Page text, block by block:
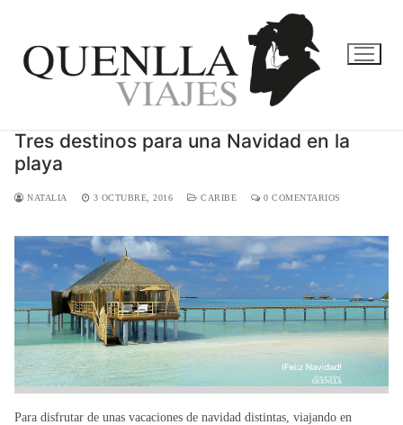
contenido
Tres destinos para una Navidad en la
playa
NATALIA 3 OCTUBRE, 2016 CARIBE 0 COMENTARIOS
Para disfrutar de unas vacaciones de navidad distintas, viajando en